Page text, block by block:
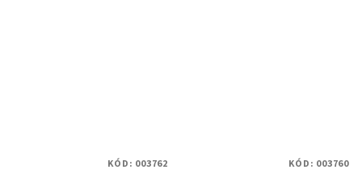
KÓD: 003762 KÓD: 003760